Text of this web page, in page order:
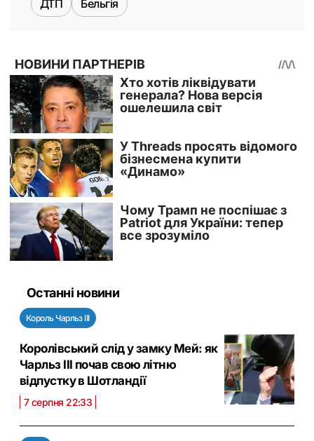
ДТП Бельгія
Останні новини
Король Чарльз III
Королівський слід у замку Мей: як
Чарльз III почав свою літню
відпустку в Шотландії
7 серпня 22:33